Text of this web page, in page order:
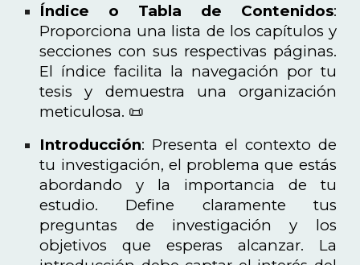
Índice o Tabla de Contenidos:
Proporciona una lista de los capítulos y
secciones con sus respectivas páginas.
El índice facilita la navegación por tu
tesis y demuestra una organización
meticulosa. 📜
Introducción: Presenta el contexto de
tu investigación, el problema que estás
abordando y la importancia de tu
estudio. Define claramente tus
preguntas de investigación y los
objetivos que esperas alcanzar. La